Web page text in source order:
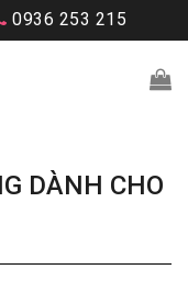
0936 253 215
DÀNH CHO